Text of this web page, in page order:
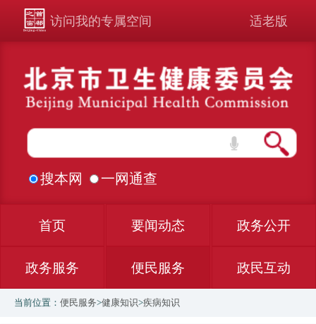
访问我的专属空间 适老版
搜本网 一网通查
首页 要闻动态 政务公开
政务服务 便民服务 政民互动
当前位置： 便民服务>健康知识>疾病知识